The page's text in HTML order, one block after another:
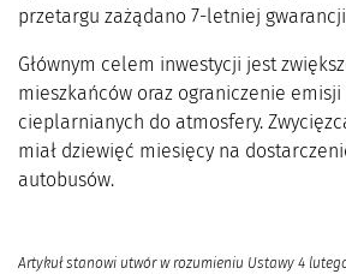
przetargu zażądano 7-letniej
Głównym celem inwestycji jest
mieszkańców oraz ograniczenie emisji
cieplarnianych do atmosfery.
miał dziewięć miesięcy na
autobusów.
Artykuł stanowi utwór w rozumieniu Ustawy 4